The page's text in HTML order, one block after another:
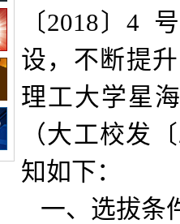
〔2018〕4
设，不断提
理工大学星
（大工校发
知如下：
一、选拔条